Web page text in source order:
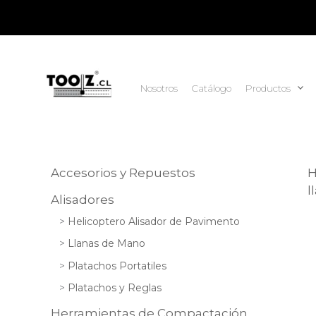
Nosotros Catálogo Productos
Accesorios y Repuestos
Alisadores
Helicoptero Alisador de Pavimento
Llanas de Mano
Platachos Portatiles
Platachos y Reglas
Herramientas de Compactación